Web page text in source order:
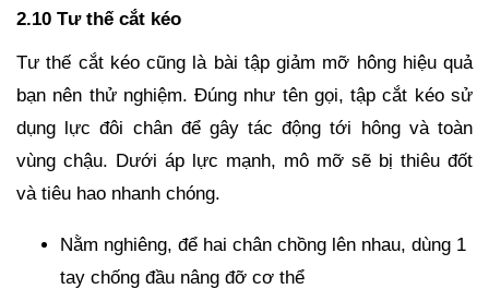
2.10 Tư thế cắt kéo
Tư thế cắt kéo cũng là bài tập giảm mỡ hông hiệu quả
bạn nên thử nghiệm. Đúng như tên gọi, tập cắt kéo sử
dụng lực đôi chân để gây tác động tới hông và toàn
vùng chậu. Dưới áp lực mạnh, mô mỡ sẽ bị thiêu đốt
và tiêu hao nhanh chóng.
Nằm nghiêng, để hai chân chồng lên nhau, dùng 1
tay chống đầu nâng đỡ cơ thể